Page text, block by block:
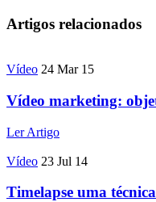
Artigos relacionados
Vídeo 24 Mar 15
Vídeo marketing:
Ler Artigo
Vídeo 23 Jul 14
Timelapse uma